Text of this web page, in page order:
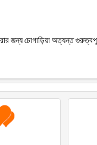
জন্য চোগাড়িয়া অত্যন্ত